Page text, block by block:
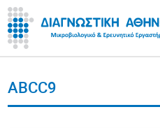
ABCC9